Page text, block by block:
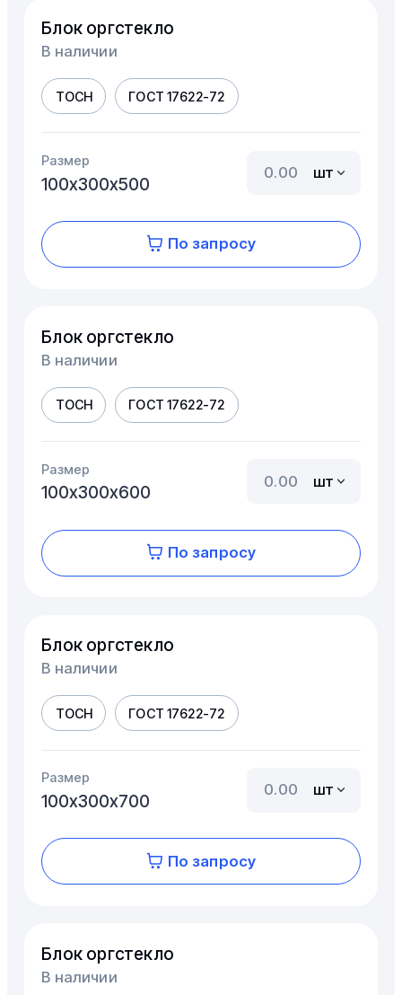
Блок оргстекло
В наличии
ТОСН ГОСТ 17622-72
Размер
100х300х500
шт
По запросу
Блок оргстекло
В наличии
ТОСН ГОСТ 17622-72
Размер
100х300х600
шт
По запросу
Блок оргстекло
В наличии
ТОСН ГОСТ 17622-72
Размер
100х300х700
шт
По запросу
Блок оргстекло
В наличии